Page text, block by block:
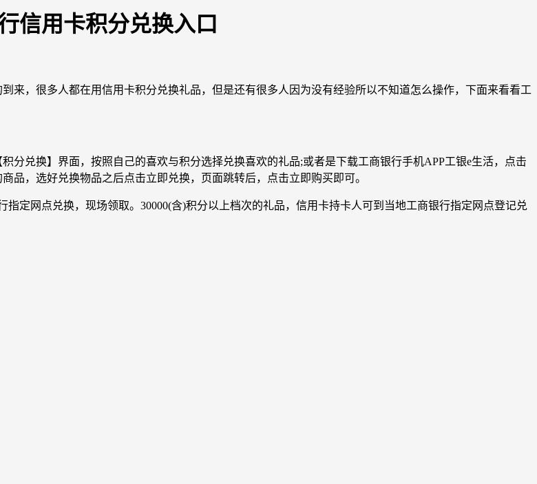
信用卡积分兑换入口
来，很多人都在用信用卡积分兑换礼品，但是还有很多人因为没有经验所以不知道怎么操作，下面来看看工
分兑换】界面，按照自己的喜欢与积分选择兑换喜欢的礼品;或者是下载工商银行手机APP工银e生活，点击
，选好兑换物品之后点击立即兑换，页面跳转后，点击立即购买即可。
定网点兑换，现场领取。30000(含)积分以上档次的礼品，信用卡持卡人可到当地工商银行指定网点登记兑